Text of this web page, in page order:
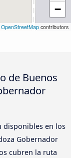
−
OpenStreetMap contributors
de Buenos
disponibles en los
Gobernador
cubren la ruta